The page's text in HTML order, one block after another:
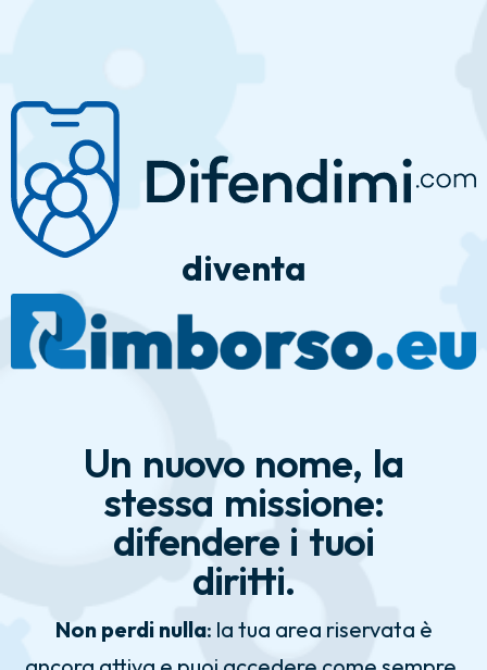
I tuoi diritti a portata di click.
diventa
Un nuovo nome, la
stessa missione:
difendere i tuoi
diritti.
Non perdi nulla: la tua area riservata è